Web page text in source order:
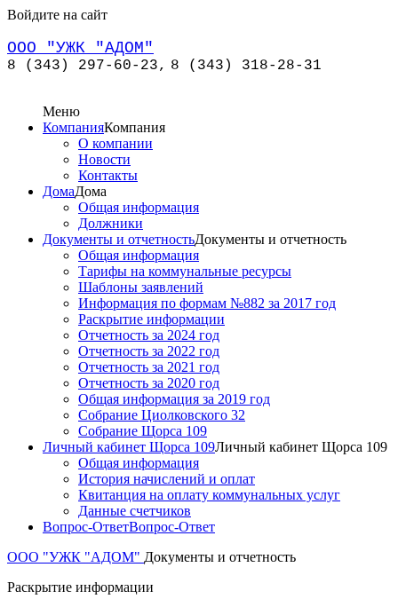
Войдите на сайт
ООО "УЖК "АДОМ"
8 (343) 297-60-23, 8 (343) 318-28-31
Меню
КомпанияКомпания
О компании
Новости
Контакты
ДомаДома
Общая информация
Должники
Документы и отчетностьДокументы и отчетность
Общая информация
Тарифы на коммунальные ресурсы
Шаблоны заявлений
Информация по формам №882 за 2017 год
Раскрытие информации
Отчетность за 2024 год
Отчетность за 2022 год
Отчетность за 2021 год
Отчетность за 2020 год
Общая информация за 2019 год
Собрание Циолковского 32
Собрание Щорса 109
Личный кабинет Щорса 109Личный кабинет Щорса 109
Общая информация
История начислений и оплат
Квитанция на оплату коммунальных услуг
Данные счетчиков
Вопрос-ОтветВопрос-Ответ
ООО "УЖК "АДОМ" Документы и отчетность
Раскрытие информации